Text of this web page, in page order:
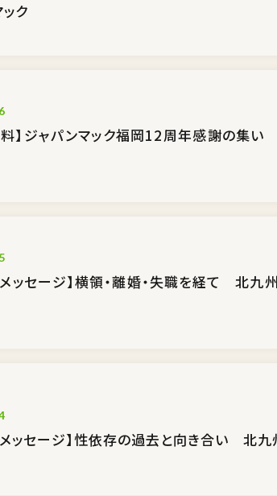
ク
料】ジャパンマック福岡12周年感謝の集
メッセージ】横領・離婚・失職を経て 北九
メッセージ】性依存の過去と向き合い 北九